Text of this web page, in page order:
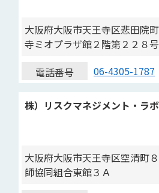
大阪府大阪市天王寺区悲田院
寺ミオプラザ館２階第２２８号
電話番号
06-4305-1787
株）リスクマネジメント・ラ
大阪府大阪市天王寺区空清町
師協同組合東館３Ａ